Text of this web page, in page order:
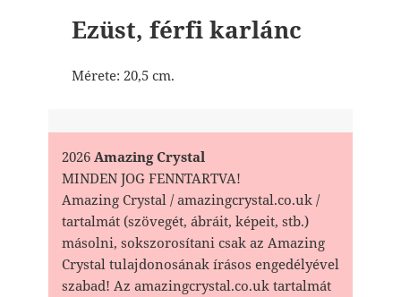
ELÉRHETŐSÉG
Ezüst, férfi karlánc
Mérete: 20,5 cm.
2026Amazing Crystal
MINDEN JOG FENNTARTVA!
Amazing Crystal / amazingcrystal.co.uk /
tartalmát (szövegét, ábráit, képeit, stb.)
másolni, sokszorosítani csak az Amazing
Crystal tulajdonosának írásos engedélyével
szabad! Az amazingcrystal.co.uk tartalmát